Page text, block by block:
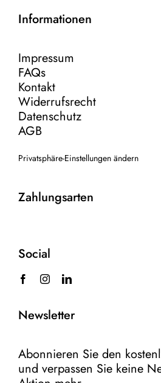
Informationen
Impressum
FAQs
Kontakt
Widerrufsrecht
Datenschutz
AGB
Privatsphäre-Einstellungen ändern
Zahlungsarten
Social
Newsletter
Abonnieren Sie den
und verpassen Sie keine